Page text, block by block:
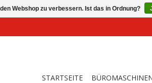
STARTSEITE
Webshop zu verbessern. Ist das in Ordnung?